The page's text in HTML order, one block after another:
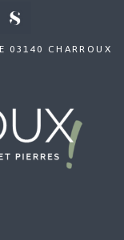
03140 CHARROUX